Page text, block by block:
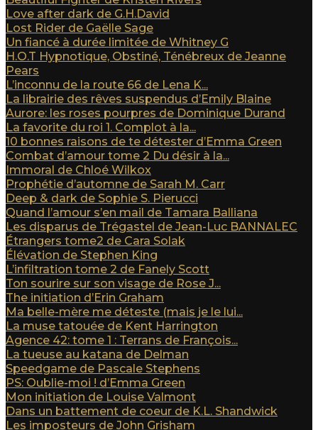
Love after dark de G.H.David
Lost Rider de Gaëlle Sage
Un fiancé à durée limitée de Whitney G
H.O.T Hypnotique, Obstiné, Ténébreux de Jeanne
Pears
L’inconnu de la route 66 de Lena K...
La librairie des rêves suspendus d’Emily Blaine
Aurore: les roses pourpres de Dominique Durand
La favorite du roi 1. Complot à la...
10 bonnes raisons de te détester d’Emma Green
Combat d’amour tome 2 Du désir à la...
Immoral de Chloé Wilkox
Prophétie d’automne de Sarah M. Carr
Deep & dark de Sophie S. Pierucci
Quand l’amour s’en mail de Tamara Balliana
Les disparus de Trégastel de Jean-Luc BANNALEC
Étrangers tome2 de Cara Solak
Élévation de Stephen King
L’infiltration tome 2 de Fanely Scott
Ton sourire sur son visage de Rose J...
The initiation d’Erin Graham
Ma belle-mère me déteste (mais je le lui...
La muse tatouée de Kent Harrington
Agence 42: tome 1 : Terrans de François...
La tueuse au katana de Delman
Speedgame de Pascale Stephens
PS: Oublie-moi ! d’Emma Green
Mon initiation de Louise Valmont
Dans un battement de coeur de K.L. Shandwick
Les imposteurs de John Grisham